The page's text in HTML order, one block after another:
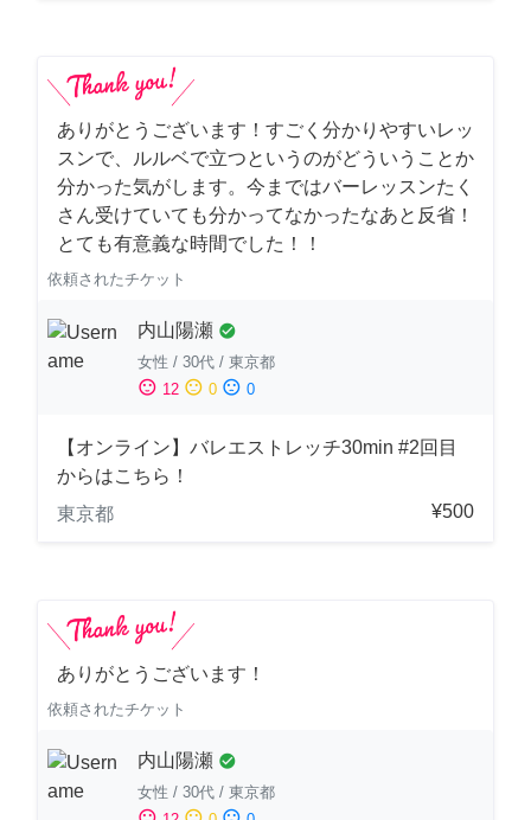
ありがとうございます！すごく分かりやすいレッ
スンで、ルルベで立つというのがどういうことか
分かった気がします。今まではバーレッスンたく
さん受けていても分かってなかったなあと反省！
とても有意義な時間でした！！
依頼されたチケット
内山陽瀬 check_circle
女性 / 30代 / 東京都
sentiment_satisfied 12 sentiment_neutral 0 sentiment_dissatisfied 0
【オンライン】バレエストレッチ30min #2回目
からはこちら！
東京都
¥500
ありがとうございます！
依頼されたチケット
内山陽瀬 check_circle
女性 / 30代 / 東京都